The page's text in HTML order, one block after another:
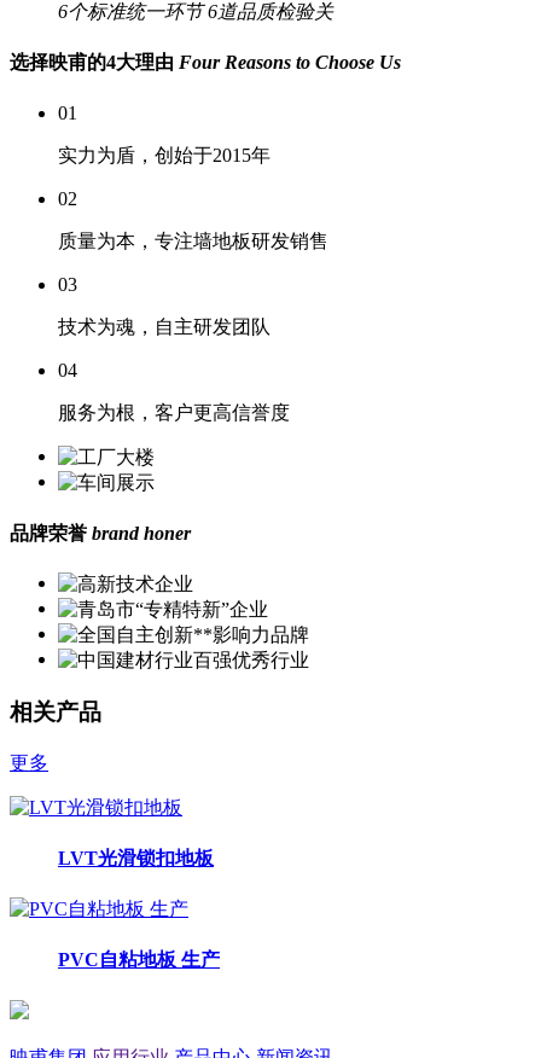
6个标准统一环节 6道品质检验关
选择映甫的4大理由 Four Reasons to Choose Us
01
实力为盾，创始于2015年
02
质量为本，专注墙地板研发销售
03
技术为魂，自主研发团队
04
服务为根，客户更高信誉度
品牌荣誉 brand honer
相关产品
更多
LVT光滑锁扣地板
PVC自粘地板 生产